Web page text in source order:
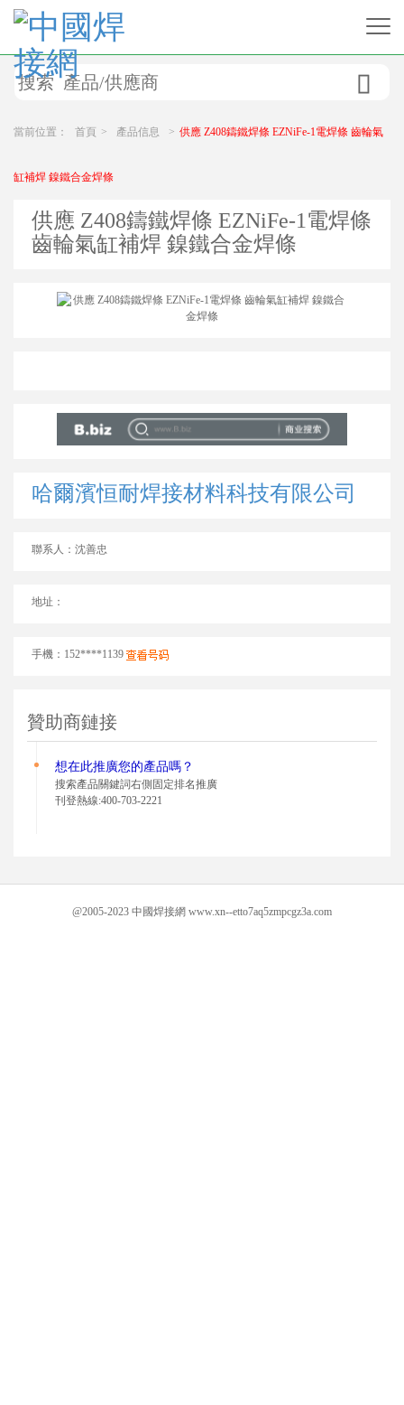

當前位置： 首頁 > 產品信息 > 供應 Z408鑄鐵焊條 EZNiFe-1電焊條 齒輪氣
缸補焊 鎳鐵合金焊條
供應 Z408鑄鐵焊條 EZNiFe-1電焊條
齒輪氣缸補焊 鎳鐵合金焊條
哈爾濱恒耐焊接材料科技有限公司
聯系人：沈善忠
地址：
手機：152****1139
贊助商鏈接
想在此推廣您的產品嗎？
搜索產品關鍵詞右側固定排名推廣
刊登熱線:400-703-2221
@2005-2023 中國焊接網 www.xn--etto7aq5zmpcgz3a.com